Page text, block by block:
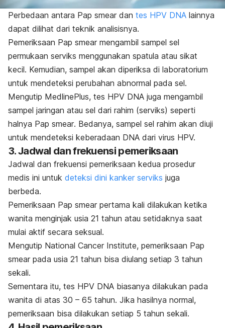
Perbedaan antara Pap smear dan tes HPV DNA lainnya
dapat dilihat dari teknik analisisnya.
Pemeriksaan Pap smear mengambil sampel sel
permukaan serviks menggunakan spatula atau sikat
kecil. Kemudian, sampel akan diperiksa di laboratorium
untuk mendeteksi perubahan abnormal pada sel.
Mengutip MedlinePlus, tes HPV DNA juga mengambil
sampel jaringan atau sel dari rahim (serviks) seperti
halnya Pap smear. Bedanya, sampel sel rahim akan diuji
untuk mendeteksi keberadaan DNA dari virus HPV.
3. Jadwal dan frekuensi pemeriksaan
Jadwal dan frekuensi pemeriksaan kedua prosedur
medis ini untuk deteksi dini kanker serviks juga
berbeda.
Pemeriksaan Pap smear pertama kali dilakukan ketika
wanita menginjak usia 21 tahun atau setidaknya saat
mulai aktif secara seksual.
Mengutip National Cancer Institute, pemeriksaan Pap
smear pada usia 21 tahun bisa diulang setiap 3 tahun
sekali.
Sementara itu, tes HPV DNA biasanya dilakukan pada
wanita di atas 30 – 65 tahun. Jika hasilnya normal,
pemeriksaan bisa dilakukan setiap 5 tahun sekali.